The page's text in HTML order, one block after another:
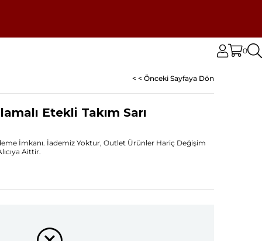
0
< < Önceki Sayfaya Dön
Etekli Takım Sarı
İmkanı. İademiz Yoktur, Outlet Ürünler Hariç Değişim
Aittir.